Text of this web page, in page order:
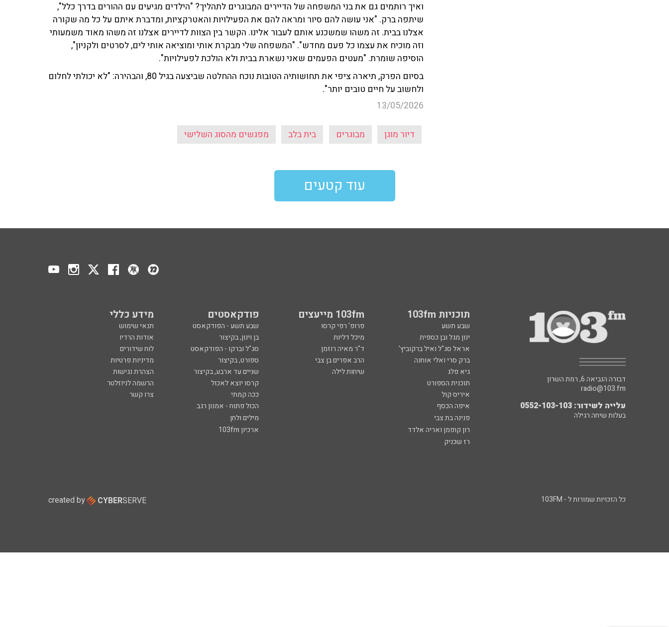
ואיך רותמים גם את בני המשפחה של הדיירים המבוגרים לתהליך? "הילדים מגיעים עם ההורים בדרך כלל",
שיתפה ברק. "אני עושה להם סיור ומראה להם את הפעילויות והאטרקציות, ומדברת איתם על כל מה שקורה
אצלנו בבית. זה משהו שמשכנע אותם לעבור אלינו. הקשר בין הצוות לדיירים אצלנו זה משהו מאוד משמעותי
וזה מוכיח את עצמו כל פעם מחדש". "המשפחה שלי מבקרת אותי ומוציאה אותי לים, לסרטים ולקניון",
הוסיפה שומרת. "מעטים הפעמים שאני נשארת בבית ולא הולכת לפעילויות".
בסיום הפרק, תיארה ציפי את תחושותיה הטובות נוכח ההחלטה שביצעה בגיל 80, והבהירה: "לא יכולתי לחלום
ולחשוב על חיים טובים יותר".
13/05/2026
דיור מוגן מבוגרים בית בלב מפגשים מהסוג השלישי
עוד קטעים
תוכניות 103fm 103fm מייעצים פודקאסטים מידע כללי
שבע תשע פרופ' רפי קרסו שבע תשע - הפודקאסט
תנאי שימוש
ינון מגל ובן כספית
מיכל דליות בן וינון, בקיצור
אודות הרדיו
אראל סג"ל ואיל ברקוביץ'
ד"ר מאיה רוזמן סג"ל וברקו - הפודקאסט
לוח שידורים
ברק סרי ואלי אוחנה
הרב אפרים בן צבי ספורט, בקיצור
מדיניות פרטיות
גיא פלג
שיחות לילה שניים עד ארבע, בקיצור
הצהרת נגישות
תוכנית הספורט
קרסו יוצא לאכול
הרשמה לניוזלטר
איריס קול
ככה קמתי
צרו קשר
איפה הכסף
הכול פתוח - אמנון רגב
פנינה בת צבי
מילים ולחן
רון קופמן ואריה אלדד
ארכיון 103fm
רז שכניק
דבורה הנביאה 6, רמת השרון
radio@103.fm
עלייה לשידור: 0552-103-103
בעלות שיחה רגילה
כל הזכויות שמורות ל - 103FM created by CYBERSERVE